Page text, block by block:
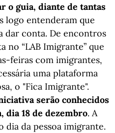
o guia, diante de tantas
logo entenderam que
dar conta. De encontros
no “LAB Imigrante” que
feiras com imigrantes,
uma plataforma
o "Fica Imigrante".
serão conhecidos
18 de dezembro. A
dia da pessoa imigrante.